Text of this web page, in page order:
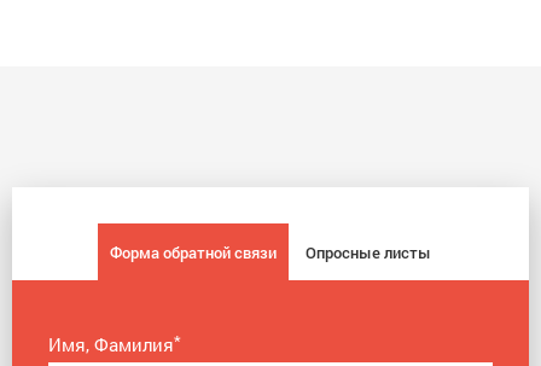
Форма обратной связи Опросные листы
Имя, Фамилия*